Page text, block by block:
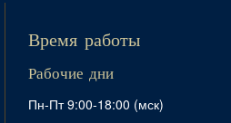
Время работы
Рабочие дни
Пн-Пт 9:00-18:00 (мск)